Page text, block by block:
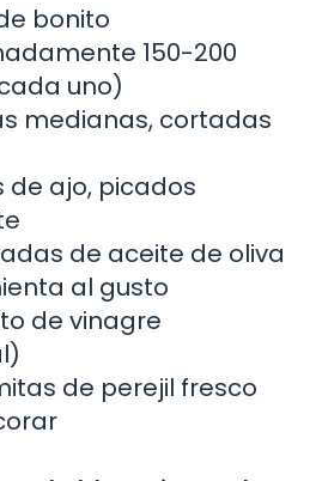
bonito
150-200
uno)
medianas, cortadas
de ajo, picados
de aceite de oliva
al gusto
de vinagre
de perejil fresco